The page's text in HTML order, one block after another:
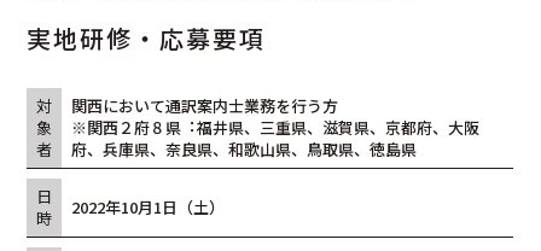
実地研修・応募要項
対
象
者
関西において通訳案内⼠業務を⾏う⽅
※関西２府８県︓福井県、三重県、滋賀県、京都府、⼤阪
府、兵庫県、奈良県、和歌⼭県、⿃取県、徳島県
日
時
2022年10月1日（土）